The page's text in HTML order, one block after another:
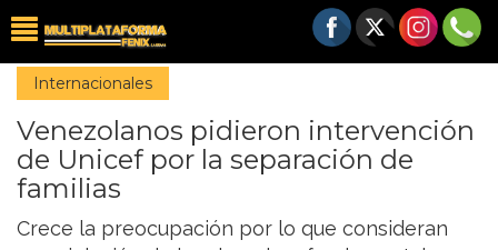
Internacionales
Venezolanos pidieron intervención
de Unicef por la separación de
familias
Crece la preocupación por lo que consideran